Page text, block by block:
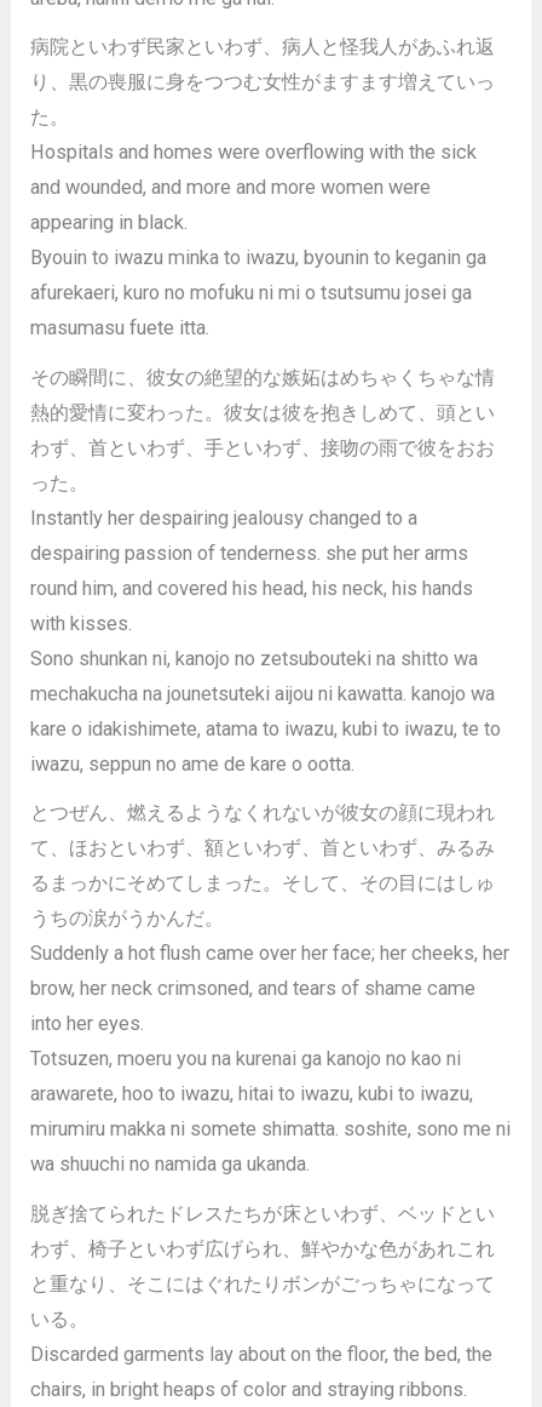
病院といわず民家といわず、病人と怪我人があふれ返
り、黒の喪服に身をつつむ女性がますます増えていっ
た。
Hospitals and homes were overflowing with the sick
and wounded, and more and more women were
appearing in black.
Byouin to iwazu minka to iwazu, byounin to keganin ga
afurekaeri, kuro no mofuku ni mi o tsutsumu josei ga
masumasu fuete itta.
その瞬間に、彼女の絶望的な嫉妬はめちゃくちゃな情
熱的愛情に変わった。彼女は彼を抱きしめて、頭とい
わず、首といわず、手といわず、接吻の雨で彼をおお
った。
Instantly her despairing jealousy changed to a
despairing passion of tenderness. she put her arms
round him, and covered his head, his neck, his hands
with kisses.
Sono shunkan ni, kanojo no zetsubouteki na shitto wa
mechakucha na jounetsuteki aijou ni kawatta. kanojo wa
kare o idakishimete, atama to iwazu, kubi to iwazu, te to
iwazu, seppun no ame de kare o ootta.
とつぜん、燃えるようなくれないが彼女の顔に現われ
て、ほおといわず、額といわず、首といわず、みるみ
るまっかにそめてしまった。そして、その目にはしゅ
うちの涙がうかんだ。
Suddenly a hot flush came over her face; her cheeks, her
brow, her neck crimsoned, and tears of shame came
into her eyes.
Totsuzen, moeru you na kurenai ga kanojo no kao ni
arawarete, hoo to iwazu, hitai to iwazu, kubi to iwazu,
mirumiru makka ni somete shimatta. soshite, sono me ni
wa shuuchi no namida ga ukanda.
脱ぎ捨てられたドレスたちが床といわず、ベッドとい
わず、椅子といわず広げられ、鮮やかな色があれこれ
と重なり、そこにはぐれたりボンがごっちゃになって
いる。
Discarded garments lay about on the floor, the bed, the
chairs, in bright heaps of color and straying ribbons.